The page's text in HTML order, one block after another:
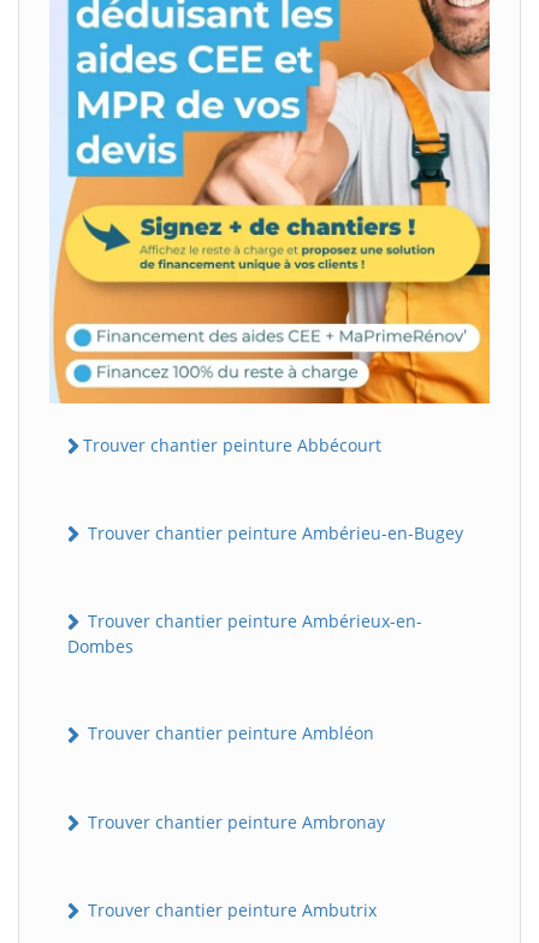
Trouver chantier peinture Abbécourt
Trouver chantier peinture Ambérieu-en-Bugey
Trouver chantier peinture Ambérieux-en-
Dombes
Trouver chantier peinture Ambléon
Trouver chantier peinture Ambronay
Trouver chantier peinture Ambutrix